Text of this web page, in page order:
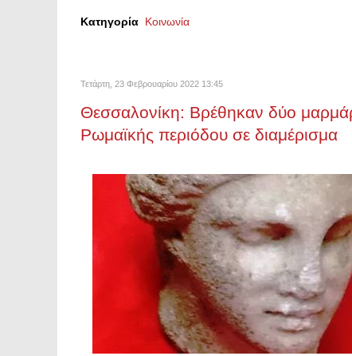
Κατηγορία Κοινωνία
Τετάρτη, 23 Φεβρουαρίου 2022 13:45
Θεσσαλονίκη: Βρέθηκαν δύο
Ρωμαϊκής περιόδου σε διαμέρισμα